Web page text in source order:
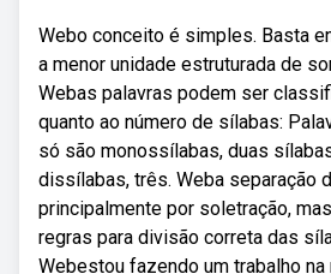
Webo conceito é simples. Basta
a menor unidade estruturada de
Webas palavras podem ser
quanto ao número de sílabas:
só são monossílabas, duas
dissílabas, três. Weba separação
principalmente por soletração,
regras para divisão correta das
Webestou fazendo um trabalho